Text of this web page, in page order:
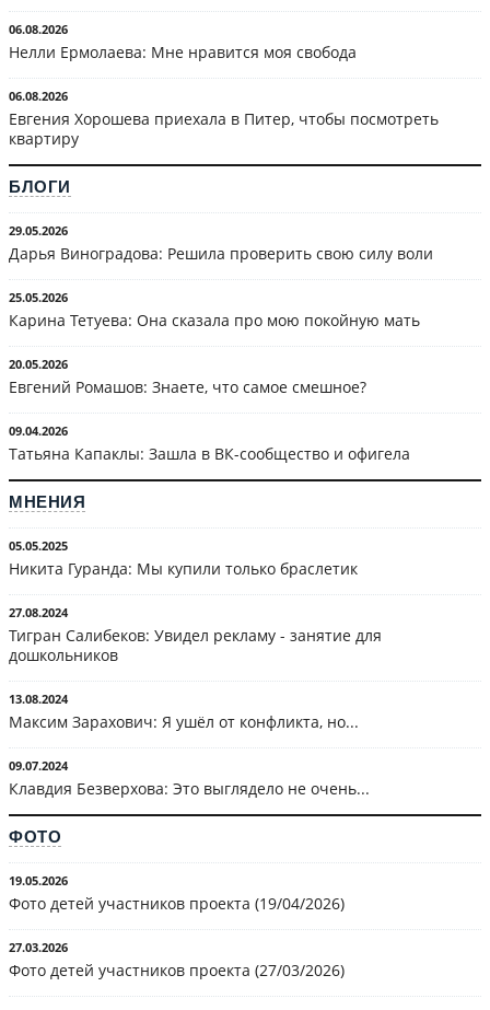
06.08.2026
Нелли Ермолаева: Мне нравится моя свобода
06.08.2026
Евгения Хорошева приехала в Питер, чтобы посмотреть
квартиру
БЛОГИ
29.05.2026
Дарья Виноградова: Решила проверить свою силу воли
25.05.2026
Карина Тетуева: Она сказала про мою покойную мать
20.05.2026
Евгений Ромашов: Знаете, что самое смешное?
09.04.2026
Татьяна Капаклы: Зашла в ВК-сообщество и офигела
МНЕНИЯ
05.05.2025
Никита Гуранда: Мы купили только браслетик
27.08.2024
Тигран Салибеков: Увидел рекламу - занятие для
дошкольников
13.08.2024
Максим Зарахович: Я ушёл от конфликта, но...
09.07.2024
Клавдия Безверхова: Это выглядело не очень...
ФОТО
19.05.2026
Фото детей участников проекта (19/04/2026)
27.03.2026
Фото детей участников проекта (27/03/2026)